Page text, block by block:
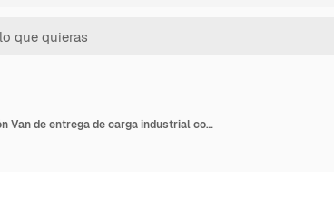
Preparar el concepto de envío. Camión Van de entrega de carga industrial comercial blanco con letrero de entrega rápida cerca de la pila de cajas de cartón en la plataforma sobre un fondo blanco. Representación 3D